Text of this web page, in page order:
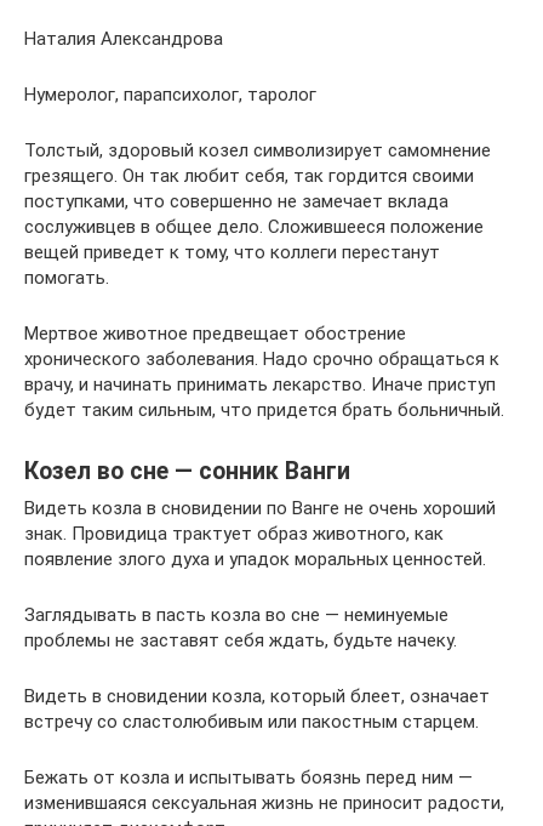
Наталия Александрова
Нумеролог, парапсихолог, таролог
Толстый, здоровый козел символизирует самомнение
грезящего. Он так любит себя, так гордится своими
поступками, что совершенно не замечает вклада
сослуживцев в общее дело. Сложившееся положение
вещей приведет к тому, что коллеги перестанут
помогать.
Мертвое животное предвещает обострение
хронического заболевания. Надо срочно обращаться к
врачу, и начинать принимать лекарство. Иначе приступ
будет таким сильным, что придется брать больничный.
Козел во сне — сонник Ванги
Видеть козла в сновидении по Ванге не очень хороший
знак. Провидица трактует образ животного, как
появление злого духа и упадок моральных ценностей.
Заглядывать в пасть козла во сне — неминуемые
проблемы не заставят себя ждать, будьте начеку.
Видеть в сновидении козла, который блеет, означает
встречу со сластолюбивым или пакостным старцем.
Бежать от козла и испытывать боязнь перед ним —
изменившаяся сексуальная жизнь не приносит радости,